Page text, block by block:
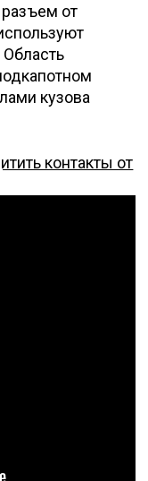
разъем от
кузова
контакты от